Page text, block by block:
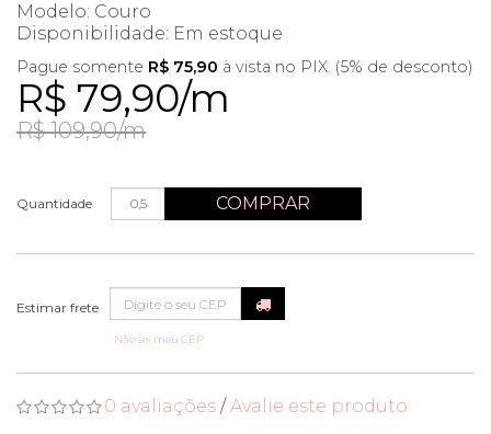
Modelo: Couro
Disponibilidade: Em estoque
R$ 79,90/m
R$ 109,90/m
Pague somente R$ 75,90 à vista no PIX. (5% de desconto)
Quantidade COMPRAR
Não sei meu CEP
0 avaliações /Avalie este produto